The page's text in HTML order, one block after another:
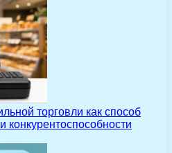
торговли как способ